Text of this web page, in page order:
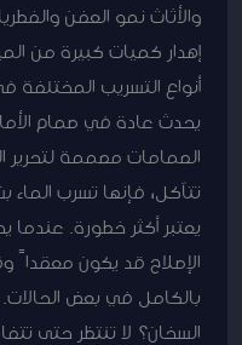
والأثاث نمو العفن
إهدار كميات كبيرة من
أنواع التسريب المختلفة
يحدث عادة في صمام
الصمامات مصممة لتحرير
تتآكل، فإنها تسرب
يعتبر أكثر خطورة. عندما
الإصلاح قد يكون معقداً
بالكامل في بعض
السخان؟ لا تنتظر حتى